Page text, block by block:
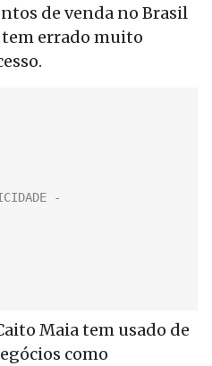
de venda no Brasil
tem errado muito
Maia tem usado de
como